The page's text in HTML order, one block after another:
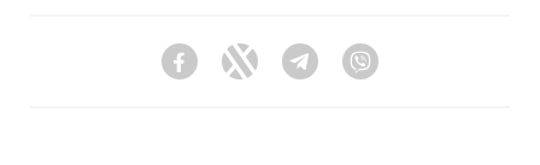
FacebookTwitter Telegram